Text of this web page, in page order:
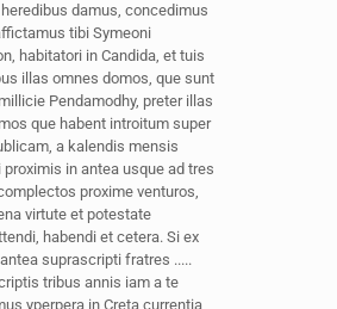
damus, concedimus
tibi Symeoni
habitatori in Candida, et tuis
illas omnes domos, que sunt
Pendamodhy, preter illas
que habent introitum super
a kalendis mensis
proximis in antea usque ad tres
proxime venturos,
virtute et potestate
habendi et cetera. Si ex
suprascripti fratres .....
tribus annis iam a te
yperpera in Creta currentia